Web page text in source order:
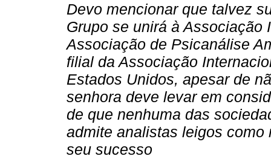
Devo mencionar que talvez
Grupo se unirá à Associação
Associação de Psicanálise
filial da Associação
Estados Unidos, apesar de
senhora deve levar em
de que nenhuma das
admite analistas leigos
seu sucesso